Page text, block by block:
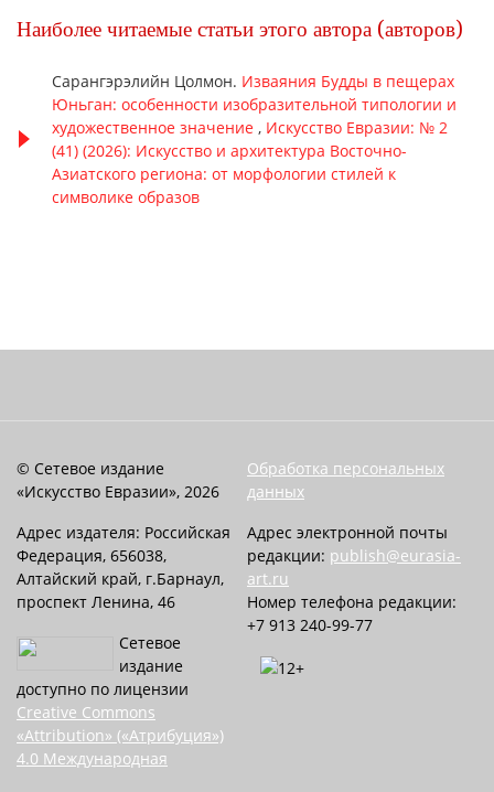
Наиболее читаемые статьи этого автора (авторов)
Сарангэрэлийн Цолмон. Изваяния Будды в пещерах
Юньган: особенности изобразительной типологии и
художественное значение , Искусство Евразии: № 2
(41) (2026): Искусство и архитектура Восточно-
Азиатского региона: от морфологии стилей к
символике образов
© Сетевое издание
«Искусство Евразии», 2026
Адрес издателя: Российская
Федерация, 656038,
Алтайский край, г.Барнаул,
проспект Ленина, 46
Сетевое
издание
доступно по лицензии
Creative Commons
«Attribution» («Атрибуция»)
4.0 Международная
Обработка персональных
данных
Адрес электронной почты
редакции: publish@eurasia-
art.ru
Номер телефона редакции:
+7 913 240-99-77